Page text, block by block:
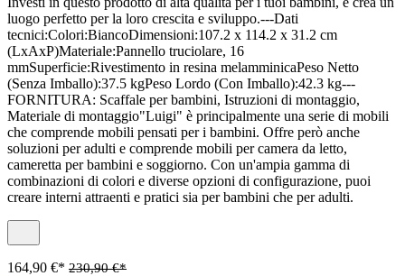
luogo perfetto per la loro crescita e sviluppo.---Dati
tecnici:Colori:BiancoDimensioni:107.2 x 114.2 x 31.2 cm
(LxAxP)Materiale:Pannello truciolare, 16
mmSuperficie:Rivestimento in resina melamminicaPeso Netto
(Senza Imballo):37.5 kgPeso Lordo (Con Imballo):42.3 kg---
FORNITURA: Scaffale per bambini, Istruzioni di montaggio,
Materiale di montaggio"Luigi" è principalmente una serie di mobili
che comprende mobili pensati per i bambini. Offre però anche
soluzioni per adulti e comprende mobili per camera da letto,
cameretta per bambini e soggiorno. Con un'ampia gamma di
combinazioni di colori e diverse opzioni di configurazione, puoi
creare interni attraenti e pratici sia per bambini che per adulti.
164,90 €* 230,90 €*